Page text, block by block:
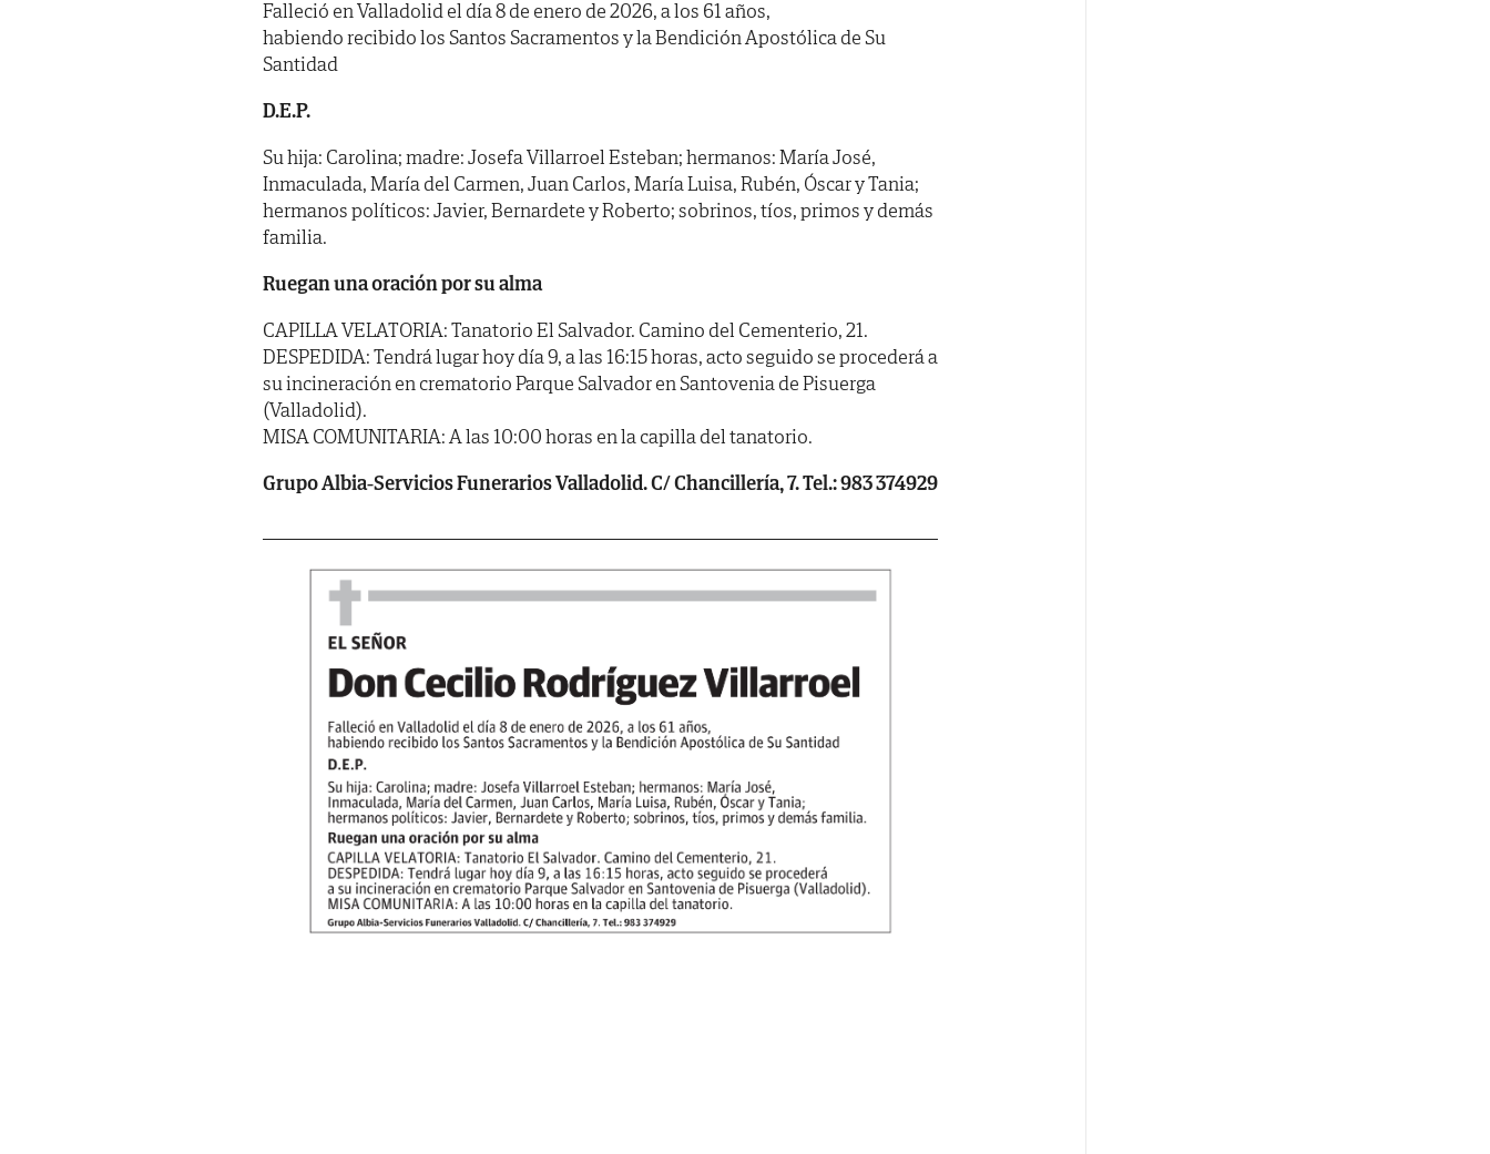
Falleció en Valladolid el día 8 de enero de 2026, a los 61 años,
habiendo recibido los Santos Sacramentos y la Bendición Apostólica de Su
Santidad
D.E.P.
Su hija: Carolina; madre: Josefa Villarroel Esteban; hermanos: María José,
Inmaculada, María del Carmen, Juan Carlos, María Luisa, Rubén, Óscar y Tania;
hermanos políticos: Javier, Bernardete y Roberto; sobrinos, tíos, primos y demás
familia.
Ruegan una oración por su alma
CAPILLA VELATORIA: Tanatorio El Salvador. Camino del Cementerio, 21.
DESPEDIDA: Tendrá lugar hoy día 9, a las 16:15 horas, acto seguido se procederá a
su incineración en crematorio Parque Salvador en Santovenia de Pisuerga
(Valladolid).
MISA COMUNITARIA: A las 10:00 horas en la capilla del tanatorio.
Grupo Albia-Servicios Funerarios Valladolid. C/ Chancillería, 7. Tel.: 983 374929